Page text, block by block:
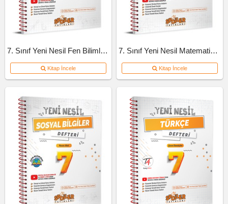
7. Sınıf Yeni Nesil Fen Bilimleri Defteri
Kitap İncele
7. Sınıf Yeni Nesil Matematik Defteri
Kitap İncele